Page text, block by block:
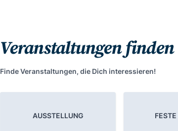
Veranstaltungen finden
Finde Veranstaltungen, die Dich interessieren!
AUSSTELLUNG FESTE